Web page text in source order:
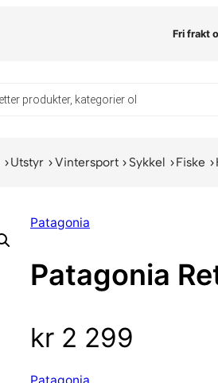
Fri frakt
Utstyr Vintersport Sykkel Fiske
Patagonia
Patagonia
kr 2 299